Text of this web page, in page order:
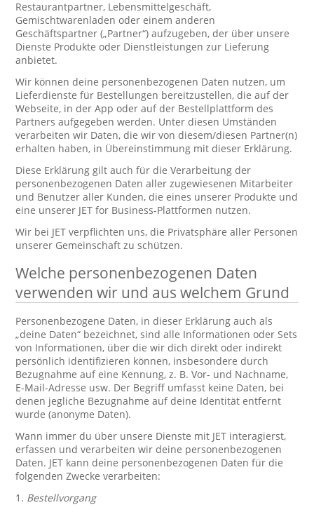
Restaurantpartner, Lebensmittelgeschäft,
Gemischtwarenladen oder einem anderen
Geschäftspartner („Partner“) aufzugeben, der über unsere
Dienste Produkte oder Dienstleistungen zur Lieferung
anbietet.
Wir können deine personenbezogenen Daten nutzen, um
Lieferdienste für Bestellungen bereitzustellen, die auf der
Webseite, in der App oder auf der Bestellplattform des
Partners aufgegeben werden. Unter diesen Umständen
verarbeiten wir Daten, die wir von diesem/diesen Partner(n)
erhalten haben, in Übereinstimmung mit dieser Erklärung.
Diese Erklärung gilt auch für die Verarbeitung der
personenbezogenen Daten aller zugewiesenen Mitarbeiter
und Benutzer aller Kunden, die eines unserer Produkte und
eine unserer JET for Business-Plattformen nutzen.
Wir bei JET verpflichten uns, die Privatsphäre aller Personen
unserer Gemeinschaft zu schützen.
Welche personenbezogenen Daten
verwenden wir und aus welchem Grund
Personenbezogene Daten, in dieser Erklärung auch als
„deine Daten“ bezeichnet, sind alle Informationen oder Sets
von Informationen, über die wir dich direkt oder indirekt
persönlich identifizieren können, insbesondere durch
Bezugnahme auf eine Kennung, z. B. Vor- und Nachname,
E-Mail-Adresse usw. Der Begriff umfasst keine Daten, bei
denen jegliche Bezugnahme auf deine Identität entfernt
wurde (anonyme Daten).
Wann immer du über unsere Dienste mit JET interagierst,
erfassen und verarbeiten wir deine personenbezogenen
Daten. JET kann deine personenbezogenen Daten für die
folgenden Zwecke verarbeiten:
1. Bestellvorgang